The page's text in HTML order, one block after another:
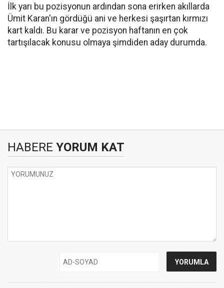
İlk yarı bu pozisyonun ardından sona erirken akıllarda
Ümit Karan'ın gördüğü ani ve herkesi şaşırtan kırmızı
kart kaldı. Bu karar ve pozisyon haftanın en çok
tartışılacak konusu olmaya şimdiden aday durumda.
HABERE YORUM KAT